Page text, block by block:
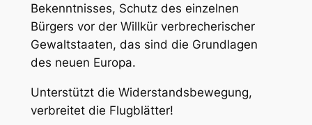
Bekenntnisses, Schutz des einzelnen
Bürgers vor der Willkür verbrecherischer
Gewaltstaaten, das sind die Grundlagen
des neuen Europa.
Unterstützt die Widerstandsbewegung,
verbreitet die Flugblätter!